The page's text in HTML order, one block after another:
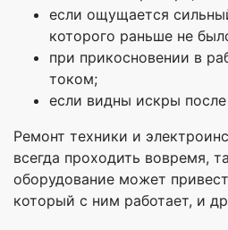
если ощущается
которого раньше не
при прикосновении в
током;
если видны искры
Ремонт техники и
всегда проходить вовремя,
оборудование может
который с ним работает, и